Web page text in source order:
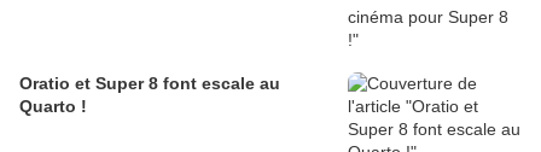
Oratio et Super 8 font escale au
Quarto !